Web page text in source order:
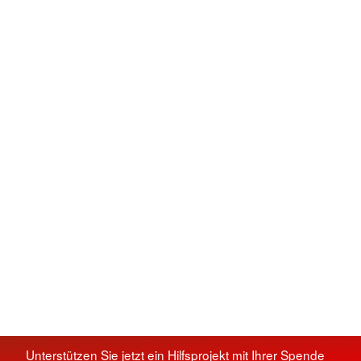
Unterstützen Sie jetzt ein Hilfsprojekt mit Ihrer Spende